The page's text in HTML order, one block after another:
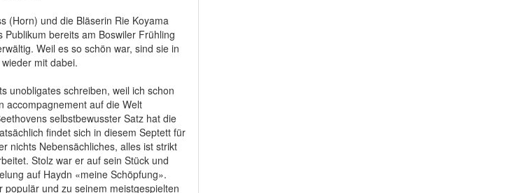
(Horn) und die Bläserin Rie Koyama
Publikum bereits am Boswiler Frühling
Weil es so schön war, sind sie in
mit dabei.
unobligates schreiben, weil ich schon
accompagnement auf die Welt
selbstbewusster Satz hat die
findet sich in diesem Septett für
nichts Nebensächliches, alles ist strikt
Stolz war er auf sein Stück und
auf Haydn «meine Schöpfung».
populär und zu seinem meistgespielten